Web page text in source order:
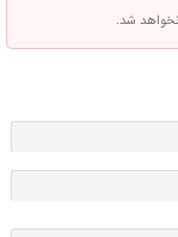
نخواهد شد.